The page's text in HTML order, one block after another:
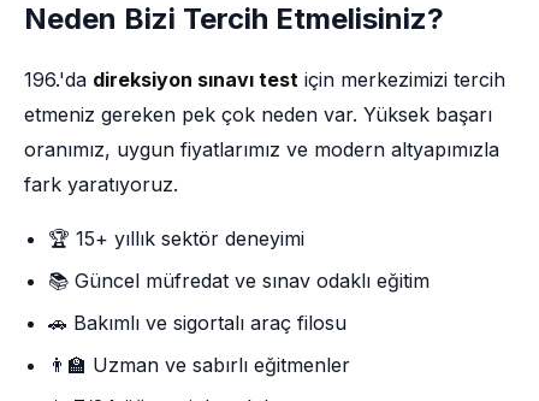
Neden Bizi Tercih Etmelisiniz?
196.'da direksiyon sınavı test için merkezimizi tercih
etmeniz gereken pek çok neden var. Yüksek başarı
oranımız, uygun fiyatlarımız ve modern altyapımızla
fark yaratıyoruz.
🏆 15+ yıllık sektör deneyimi
📚 Güncel müfredat ve sınav odaklı eğitim
🚗 Bakımlı ve sigortalı araç filosu
👨‍🏫 Uzman ve sabırlı eğitmenler